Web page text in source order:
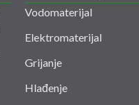
Vodomaterijal
Elektromaterijal
Grijanje
Hlađenje